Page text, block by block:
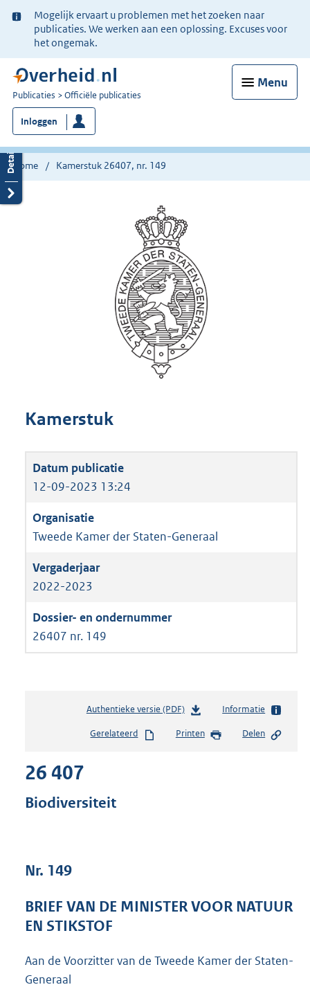
Ter
informatie:
Mogelijk ervaart u problemen met het zoeken naar
publicaties. We werken aan een oplossing. Excuses voor
het ongemak.
Menu
U
bent
nu
hier:
Publicaties Officiële publicaties
Inloggen
Home Kamerstuk 26407, nr. 149
Kamerstuk
12-09-2023 13:24
Tweede Kamer der Staten-Generaal
2022-2023
26407 nr. 149
Authentieke versie (PDF)b
s
e
7
Informatie
Gerelateerd Printen Delen
26 407
Biodiversiteit
Nr. 149
BRIEF VAN DE MINISTER VOOR NATUUR
EN STIKSTOF
Aan de Voorzitter van de Tweede Kamer der Staten-
Generaal